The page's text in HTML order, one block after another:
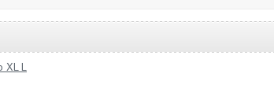
XL L